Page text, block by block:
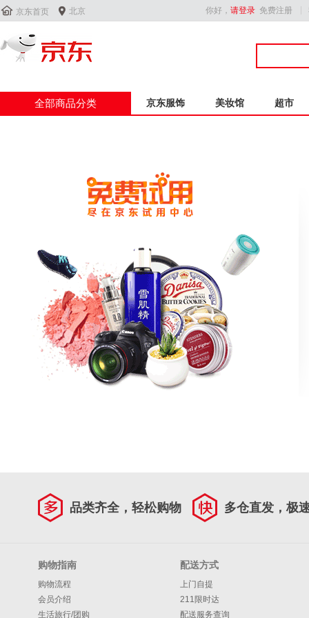
 京东首页  北京 你好， 请登录 免费注册
全部商品分类 京东服饰 美妆馆 超市
品类齐全，轻松购物 多仓直发，极
购物指南
购物流程
会员介绍
生活旅行/团购
配送方式
上门自提
211限时达
配送服务查询